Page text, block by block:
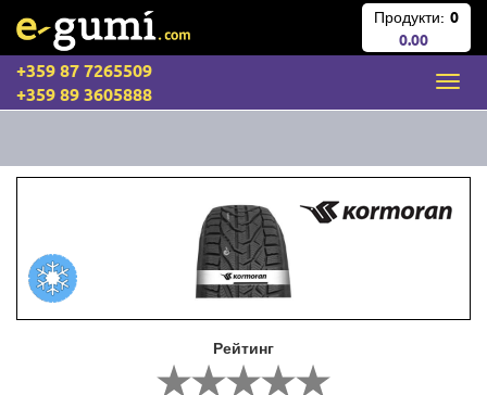
Продукти: 0
0.00
+359 87 7265509
+359 89 3605888
Рейтинг